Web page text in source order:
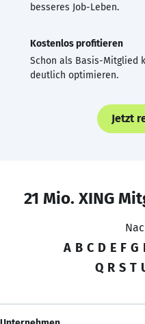
besseres Job-Leben.
Kostenlos profitieren
Schon als Basis-Mitglied
deutlich optimieren.
Jetzt
21 Mio. XING
A B C D E F G
Q R S T